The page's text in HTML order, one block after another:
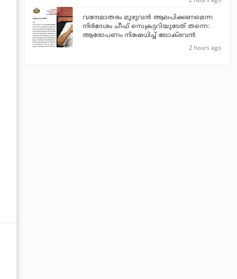
വന്ദേമാതരം മുഴുവന്‍ ആലപിക്കണമെന്ന
നിര്‍ദേശം ചീഫ് സെക്രട്ടറിയുടേത് തന്നെ:
ആരോപണം നിഷേധിച്ച് ലോക്ഭവന്‍
2 hours ago